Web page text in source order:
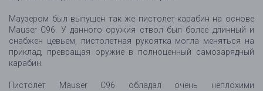
Маузером был выпущен так же пистолет-карабин на основе
Mauser C96. У данного оружия ствол был более длинный и
снабжен цевьем, пистолетная рукоятка могла меняться на
приклад, превращая оружие в полноценный самозарядный
карабин.
Пистолет Mauser C96 обладал очень неплохими